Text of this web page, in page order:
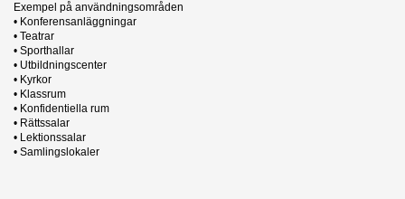
Exempel på användningsområden
• Konferensanläggningar
• Teatrar
• Sporthallar
• Utbildningscenter
• Kyrkor
• Klassrum
• Konfidentiella rum
• Rättssalar
• Lektionssalar
• Samlingslokaler